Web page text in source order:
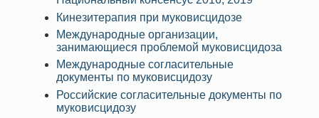
Кинезитерапия при муковисцидозе
Международные организации,
занимающиеся проблемой муковисцидоза
Международные согласительные
документы по муковисцидозу
Российские согласительные документы по
муковисцидозу